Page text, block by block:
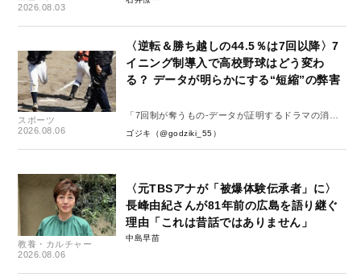
2026.08.03
スポーツ
2026.08.06
〈逆転＆勝ち越しの44.5％は7回以降〉7
イニング制導入で高校野球はどう変わ
る？ データが明らかにする“短縮”の弊害
「7回制が奪うもの-データが証明するドラマの消
失-」
ゴジキ（@godziki_55）
教養・カルチャー
2026.08.06
〈元TBSアナが「被爆体験伝承者」に〉
長峰由紀さんが81年前の広島を語り継ぐ
理由「これは昔話ではありません」
中島早苗